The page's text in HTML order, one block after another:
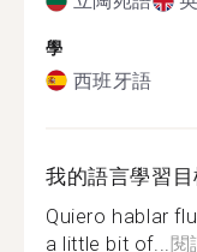
學
西班牙語
我的語言學習目
Quiero hablar
a little bit of... 閱